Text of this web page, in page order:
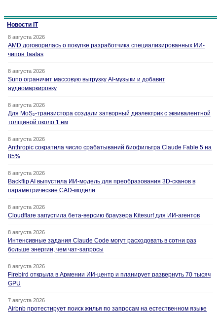
Новости IT
8 августа 2026
AMD договорилась о покупке разработчика специализированных ИИ-
чипов Taalas
8 августа 2026
Suno ограничит массовую выгрузку AI-музыки и добавит
аудиомаркировку
8 августа 2026
Для MoS₂-транзистора создали затворный диэлектрик с эквивалентной
толщиной около 1 нм
8 августа 2026
Anthropic сократила число срабатываний биофильтра Claude Fable 5 на
85%
8 августа 2026
Backflip AI выпустила ИИ-модель для преобразования 3D-сканов в
параметрические CAD-модели
8 августа 2026
Cloudflare запустила бета-версию браузера Kitesurf для ИИ-агентов
8 августа 2026
Интенсивные задания Claude Code могут расходовать в сотни раз
больше энергии, чем чат-запросы
8 августа 2026
Firebird открыла в Армении ИИ-центр и планирует развернуть 70 тысяч
GPU
7 августа 2026
Airbnb протестирует поиск жилья по запросам на естественном языке